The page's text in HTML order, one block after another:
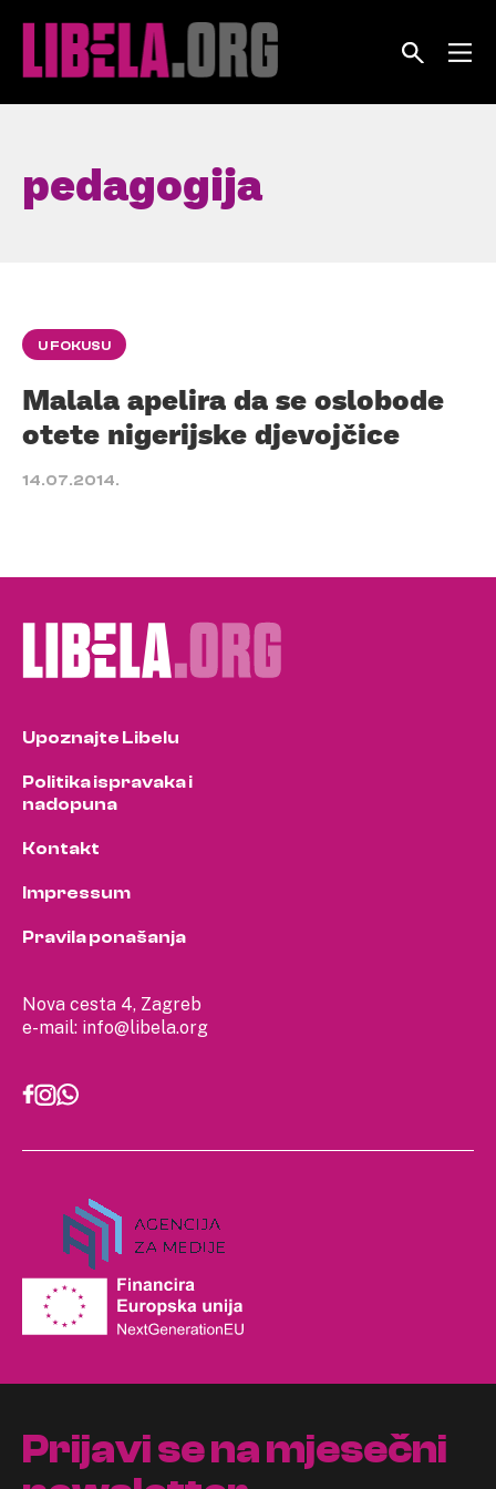
pedagogija
U FOKUSU
Malala apelira da se oslobode
otete nigerijske djevojčice
14.07.2014.
Nova cesta 4, Zagreb
e-mail: info@libela.org
Upoznajte Libelu
Politika ispravaka i
nadopuna
Kontakt
Impressum
Pravila ponašanja
Prijavi se na mjesečni